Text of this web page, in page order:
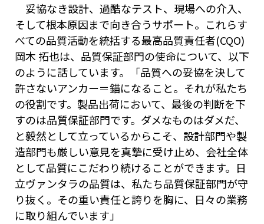
妥協なき設計、過酷なテスト、現場への介入、
そして根本原因まで向き合うサポート。これらす
べての品質活動を統括する最高品質責任者(CQO)
岡木 拓也は、品質保証部門の使命について、以下
のように話しています。「品質への妥協を決して
許さないアンカー＝錨になること。それが私たち
の役割です。製品出荷において、最後の判断を下
すのは品質保証部門です。ダメなものはダメだ、
と毅然として立っているからこそ、設計部門や製
造部門も厳しい意見を真摯に受け止め、会社全体
として品質にこだわり続けることができます。日
立ヴァンタラの品質は、私たち品質保証部門が守
り抜く。その重い責任と誇りを胸に、日々の業務
に取り組んでいます」